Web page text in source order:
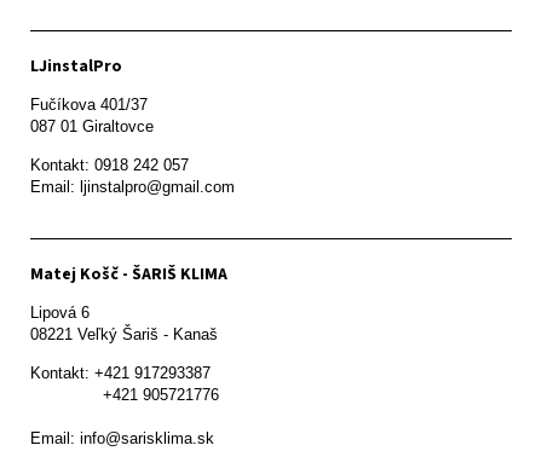
LJinstalPro
Fučíkova 401/37
087 01 Giraltovce
Kontakt: 0918 242 057
Email: ljinstalpro@gmail.com
Matej Košč - ŠARIŠ KLIMA
Lipová 6
08221 Veľký Šariš - Kanaš
Kontakt: +421 917293387
Email: info@sarisklima.sk